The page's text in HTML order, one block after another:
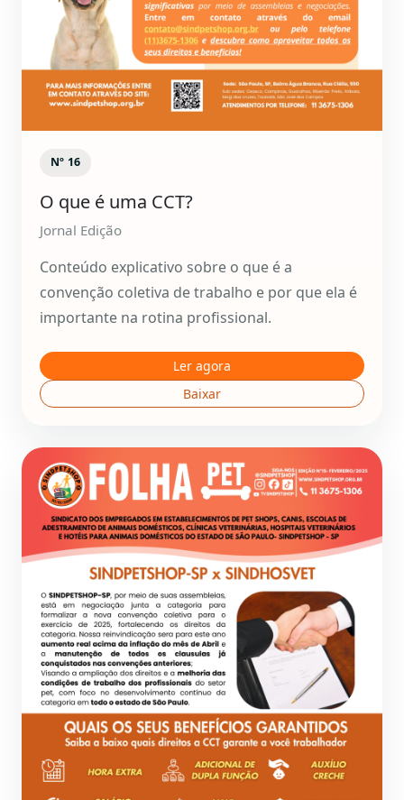
Nº 16
O que é uma CCT?
Jornal Edição
Conteúdo explicativo sobre o que é a
convenção coletiva de trabalho e por que ela é
importante na rotina profissional.
Ler agora
Baixar